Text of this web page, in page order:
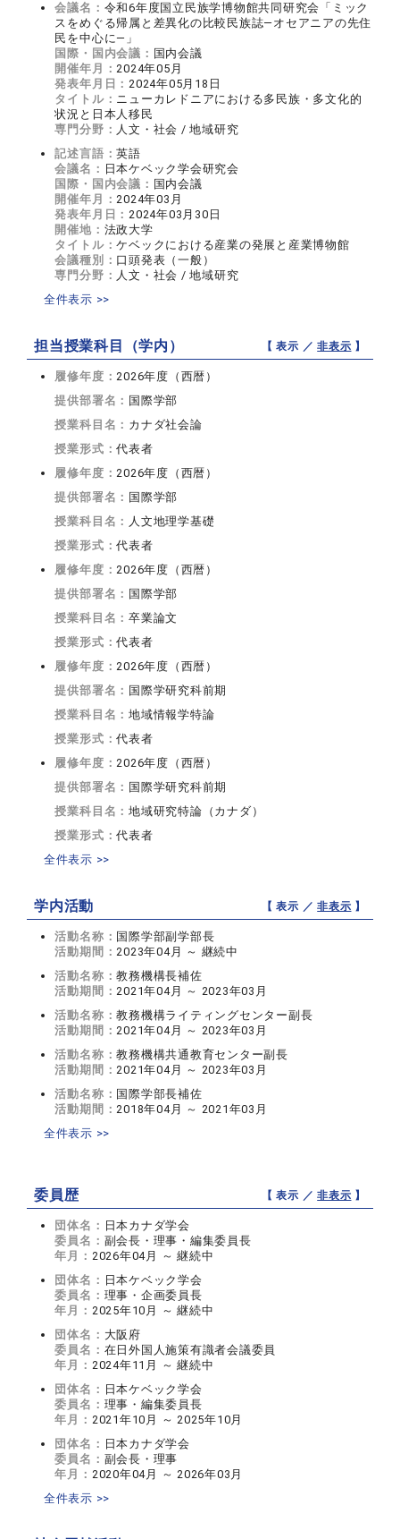
会議名： 令和6年度国立民族学博物館共同研究会「ミック
スをめぐる帰属と差異化の比較民族誌―オセアニアの先住
民を中心に―」
国際・国内会議： 国内会議
開催年月：2024年05月
発表年月日：2024年05月18日
タイトル： ニューカレドニアにおける多民族・多文化的
状況と日本人移民
専門分野： 人文・社会 / 地域研究
記述言語：英語
会議名： 日本ケベック学会研究会
国際・国内会議： 国内会議
開催年月：2024年03月
発表年月日：2024年03月30日
開催地： 法政大学
タイトル：ケベックにおける産業の発展と産業博物館
会議種別： 口頭発表（一般）
専門分野： 人文・社会 / 地域研究
全件表示 >>
担当授業科目（学内） 【 表示 ／非表示 】
履修年度：2026年度（西暦）
提供部署名： 国際学部
授業科目名： カナダ社会論
授業形式：代表者
履修年度：2026年度（西暦）
提供部署名： 国際学部
授業科目名： 人文地理学基礎
授業形式：代表者
履修年度：2026年度（西暦）
提供部署名： 国際学部
授業科目名：卒業論文
授業形式：代表者
履修年度：2026年度（西暦）
提供部署名： 国際学研究科前期
授業科目名：地域情報学特論
授業形式：代表者
履修年度：2026年度（西暦）
提供部署名： 国際学研究科前期
授業科目名：地域研究特論（カナダ）
授業形式：代表者
全件表示 >>
学内活動 【 表示 ／非表示 】
活動名称： 国際学部副学部長
活動期間：2023年04月 ～ 継続中
活動名称：教務機構長補佐
活動期間：2021年04月 ～ 2023年03月
活動名称：教務機構ライティングセンター副長
活動期間：2021年04月 ～ 2023年03月
活動名称：教務機構共通教育センター副長
活動期間：2021年04月 ～ 2023年03月
活動名称： 国際学部長補佐
活動期間：2018年04月 ～ 2021年03月
全件表示 >>
委員歴 【 表示 ／非表示 】
団体名： 日本カナダ学会
委員名： 副会長・理事・編集委員長
年月： 2026年04月 ～ 継続中
団体名： 日本ケベック学会
委員名： 理事・企画委員長
年月： 2025年10月 ～ 継続中
団体名： 大阪府
委員名： 在日外国人施策有識者会議委員
年月： 2024年11月 ～ 継続中
団体名： 日本ケベック学会
委員名： 理事・編集委員長
年月： 2021年10月 ～ 2025年10月
団体名： 日本カナダ学会
委員名： 副会長・理事
年月： 2020年04月 ～ 2026年03月
全件表示 >>